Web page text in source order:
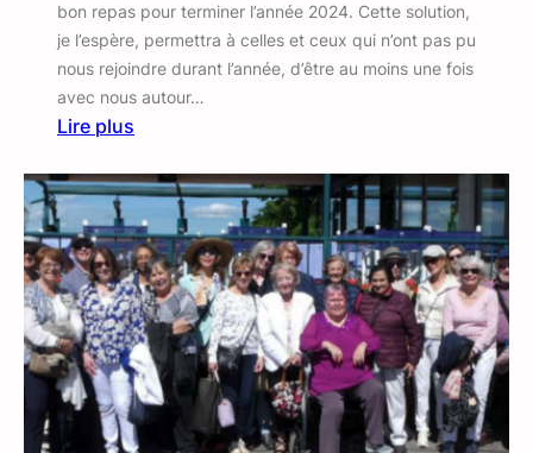
o
m
s
bon repas pour terminer l’année 2024. Cette solution,
je l’espère, permettra à celles et ceux qui n’ont pas pu
nous rejoindre durant l’année, d’être au moins une fois
avec nous autour…
Lire plus
R
p
a
s
d
’
a
u
t